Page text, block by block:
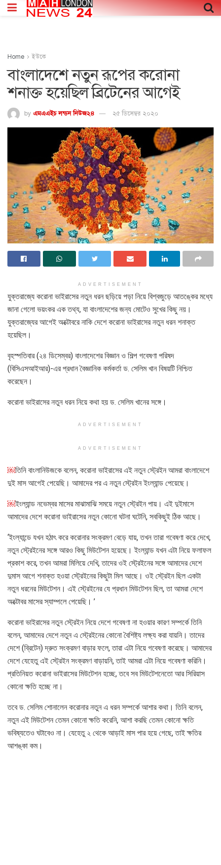
Home ইউকে
বাংলাদেশে নতুন রূপের করোনা
শনাক্ত হয়েছিল ব্রিটেনের আগেই
by এমএএইচ লন্ডন নিউজ২৪ ২৫ ডিসেম্বর ২০২০
ADVERTISEMENT
যুক্তরাজ্যে করোনা ভাইরাসের নতুন ধরন ছড়িয়ে পড়া নিয়ে বিশ্বজুড়ে আতঙ্কের মধ্যে
জানা গেলো ভয়ংকর এক তথ্য, যা বাংলাদেশের জন্য মোটেও সুখের কিছু নয়।
যুক্তরাজ্যের আগেই অক্টোবরে নাকি দেশে করোনা ভাইরাসের নতুন ধরন শনাক্ত
হয়েছিল।
বৃহস্পতিবার (২৪ ডিসেম্বর) বাংলাদেশের বিজ্ঞান ও শিল্প গবেষণা পরিষদ
(বিসিএসআইআর)-এর প্রধান বৈজ্ঞানিক কর্মকর্তা ড. সেলিম খান বিষয়টি নিশ্চিত
করেছেন।
করোনা ভাইরাসের নতুন ধরন নিয়ে কথা হয় ড. সেলিম খানের সঙ্গে।
ADVERTISEMENT
ADVERTISEMENT
￼তিনি বাংলানিউজকে বলেন, করোনা ভাইরাসের এই নতুন স্ট্রেইন আমরা বাংলাদেশে
দুই মাস আগেই পেয়েছি। আমাদের পর এ নতুন স্ট্রেইন ইংল্যান্ড পেয়েছে।
￼ইংল্যান্ড নভেম্বর মাসের মাঝামাঝি সময়ে নতুন স্ট্রেইন পায়। এই দুইমাসে
আমাদের দেশে করোনা ভাইরাসের নতুন কোনো ঘটনা ঘটেনি, সবকিছুই ঠিক আছে।
‘ইংল্যান্ডে যখন হঠাৎ করে করোনার সংক্রমণ বেড়ে যায়, তখন তারা গবেষণা করে দেখে,
নতুন স্ট্রেইনের সঙ্গে আরও কিছু মিউটেশন হয়েছে। ইংল্যান্ড যখন এটা নিয়ে ফলাফল
প্রকাশ করে, তখন আমরা মিলিয়ে দেখি, তাদের ওই স্ট্রেইনের সঙ্গে আমাদের দেশে
দুমাস আগে শনাক্ত হওয়া স্ট্রেইনের কিছুটা মিল আছে। ওই স্ট্রেইন ছিল একটা
নতুন ধরনের মিউটেশন। এই স্ট্রেইনের যে প্রধান মিউটেশন ছিল, তা আমরা দেশে
অক্টোবর মাসের স্যাম্পলে পেয়েছি। ’
করোনা ভাইরাসের নতুন স্ট্রেইন নিয়ে দেশে গবেষণা না হওয়ার কারণ সম্পর্কে তিনি
বলেন, আমাদের দেশে নতুন এ স্ট্রেইনের কোনো বৈশিষ্ট্য লক্ষ্য করা যায়নি। তাদের
দেশে (ব্রিটেন) দ্রুত সংক্রমণ বাড়ার ফলে, তারা এটা নিয়ে গবেষণা করেছে। আমাদের
দেশে যেহেতু এই স্ট্রেইন সংক্রমণ বাড়ায়নি, তাই আমরা এটা নিয়ে গবেষণা করিনি।
প্রতিনিয়ত করোনা ভাইরাসের মিউটেশন হচ্ছে, তবে সব মিউটেশনেতো আর সিরিয়াস
কোনো ক্ষতি হচ্ছে না।
তবে ড. সেলিম শোনালেন করোনার নতুন এ ধরন সম্পর্কে আশার কথা। তিনি বলেন,
নতুন এই মিউটেশন তেমন কোনো ক্ষতি করেনি, আশা করছি তেমন কোনো ক্ষতি
ভবিষ্যতেও ঘটাবেও না। যেহেতু ২ থেকে আড়াই মাস পার হয়ে গেছে, তাই ক্ষতির
আশঙ্কা কম।